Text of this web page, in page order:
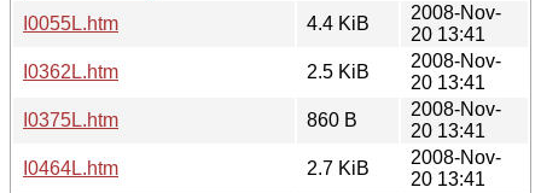
I0055L.htm
4.4 KiB
2008-Nov-
20 13:41
I0362L.htm
2.5 KiB
2008-Nov-
20 13:41
I0375L.htm
860 B
2008-Nov-
20 13:41
I0464L.htm
2.7 KiB
2008-Nov-
20 13:41